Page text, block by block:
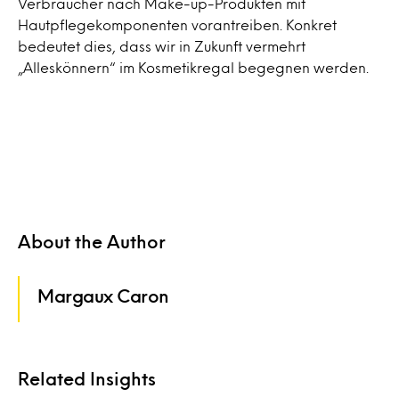
Verbraucher nach Make-up-Produkten mit
Hautpflegekomponenten vorantreiben. Konkret
bedeutet dies, dass wir in Zukunft vermehrt
„Alleskönnern“ im Kosmetikregal begegnen werden.
About the Author
Margaux Caron
Related Insights